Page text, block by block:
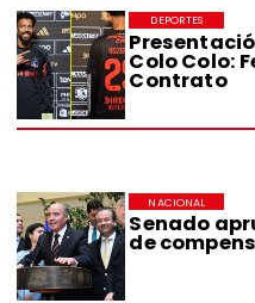
Colo Colo:
Contrato
DEPORTES
Senado
de
NACIONAL